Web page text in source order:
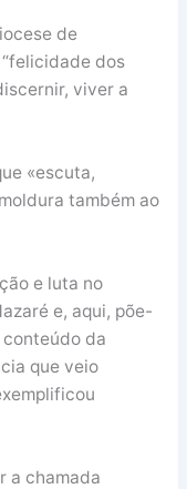
de
dos
viver a
«escuta,
também ao
e luta no
e, aqui, põe-
da
que veio
a chamada